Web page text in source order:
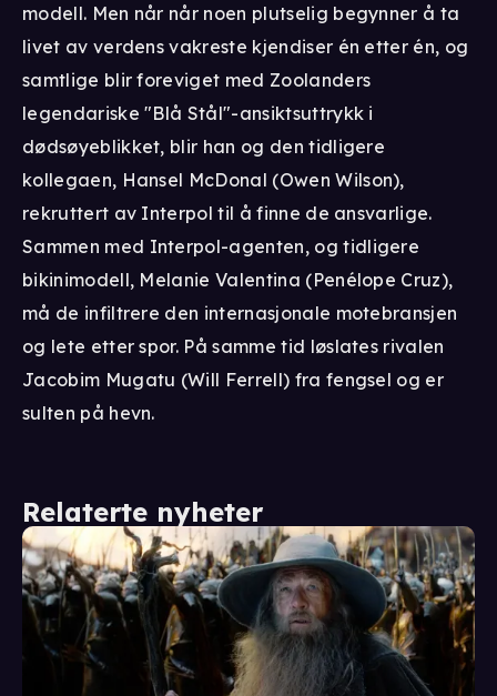
modell. Men når når noen plutselig begynner å ta
livet av verdens vakreste kjendiser én etter én, og
samtlige blir foreviget med Zoolanders
legendariske "Blå Stål"-ansiktsuttrykk i
dødsøyeblikket, blir han og den tidligere
kollegaen, Hansel McDonal (Owen Wilson),
rekruttert av Interpol til å finne de ansvarlige.
Sammen med Interpol-agenten, og tidligere
bikinimodell, Melanie Valentina (Penélope Cruz),
må de infiltrere den internasjonale motebransjen
og lete etter spor. På samme tid løslates rivalen
Jacobim Mugatu (Will Ferrell) fra fengsel og er
sulten på hevn.
Relaterte nyheter